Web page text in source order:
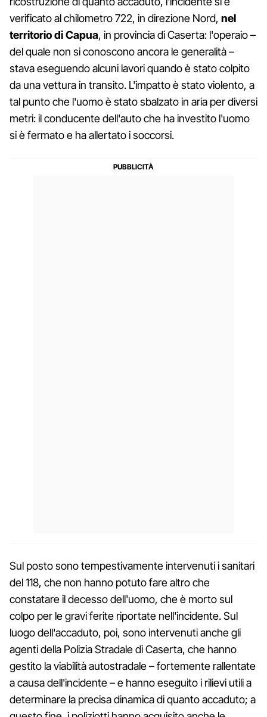
verificato al chilometro 722, in direzione Nord, nel
territorio di Capua, in provincia di Caserta: l'operaio –
del quale non si conoscono ancora le generalità –
stava eseguendo alcuni lavori quando è stato colpito
da una vettura in transito. L'impatto è stato violento, a
tal punto che l'uomo è stato sbalzato in aria per diversi
metri: il conducente dell'auto che ha investito l'uomo
si è fermato e ha allertato i soccorsi.
Sul posto sono tempestivamente intervenuti i sanitari
del 118, che non hanno potuto fare altro che
constatare il decesso dell'uomo, che è morto sul
colpo per le gravi ferite riportate nell'incidente. Sul
luogo dell'accaduto, poi, sono intervenuti anche gli
agenti della Polizia Stradale di Caserta, che hanno
gestito la viabilità autostradale – fortemente rallentate
a causa dell'incidente – e hanno eseguito i rilievi utili a
determinare la precisa dinamica di quanto accaduto; a